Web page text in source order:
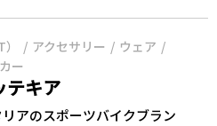
アクセサリー
ウェア
ー
キア
アのスポーツバイクブラン